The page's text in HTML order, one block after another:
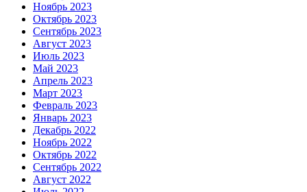
Ноябрь 2023
Октябрь 2023
Сентябрь 2023
Август 2023
Июль 2023
Май 2023
Апрель 2023
Март 2023
Февраль 2023
Январь 2023
Декабрь 2022
Ноябрь 2022
Октябрь 2022
Сентябрь 2022
Август 2022